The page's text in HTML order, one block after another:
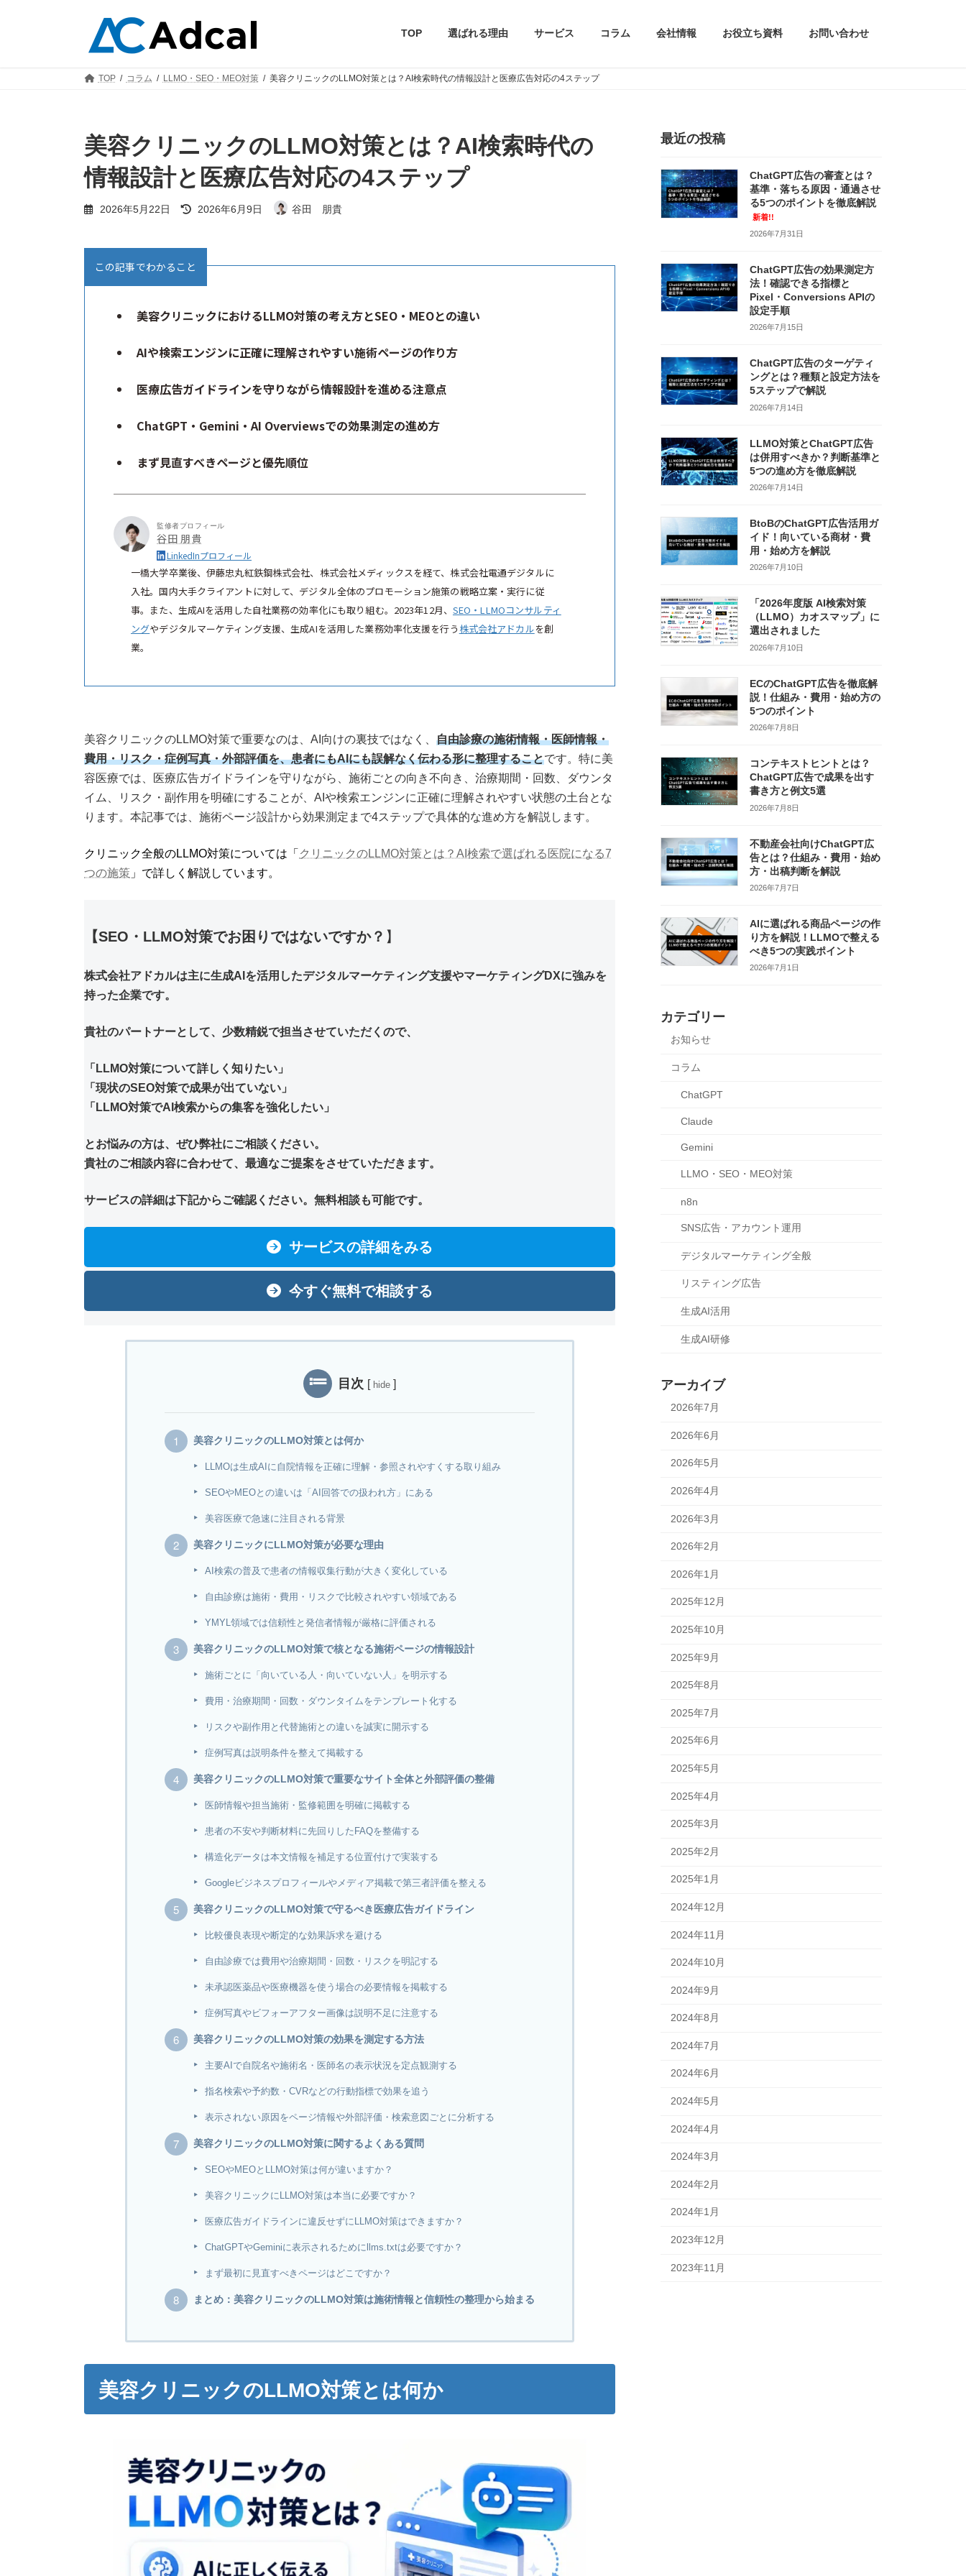
TOP 選ばれる理由 サービス コラム 会社情報 お役立ち資料 お問い合わせ
TOP コラム LLMO・SEO・MEO対策 美容クリニックのLLMO対策とは？AI検索時代の情報設計と医療広告対応の4ステップ
美容クリニックのLLMO対策とは？AI検索時代の
情報設計と医療広告対応の4ステップ
2026年5月22日
最
終
時
2026年6月9日 谷田 朋貴
この記事でわかること
美容クリニックにおけるLLMO対策の考え方とSEO・MEOとの違い
AIや検索エンジンに正確に理解されやすい施術ページの作り方
医療広告ガイドラインを守りながら情報設計を進める注意点
ChatGPT・Gemini・AI Overviewsでの効果測定の進め方
まず見直すべきページと優先順位
監修者プロフィール
谷田 朋貴
LinkedInプロフィール
一橋大学卒業後、伊藤忠丸紅鉄鋼株式会社、株式会社メディックスを経て、株式会社電通デジタルに
入社。国内大手クライアントに対して、デジタル全体のプロモーション施策の戦略立案・実行に従
事。また、生成AIを活用した自社業務の効率化にも取り組む。2023年12月、 SEO・LLMOコンサルティ
ングやデジタルマーケティング支援、生成AIを活用した業務効率化支援を行う 株式会社アドカルを創
業。
美容クリニックのLLMO対策で重要なのは、AI向けの裏技ではなく、 自由診療の施術情報・医師情報・
費用・リスク・症例写真・外部評価を、患者にもAIにも誤解なく伝わる形に整理することです。特に美
容医療では、医療広告ガイドラインを守りながら、施術ごとの向き不向き、治療期間・回数、ダウンタ
イム、リスク・副作用を明確にすることが、AIや検索エンジンに正確に理解されやすい状態の土台とな
ります。本記事では、施術ページ設計から効果測定まで4ステップで具体的な進め方を解説します。
クリニック全般のLLMO対策については「 クリニックのLLMO対策とは？AI検索で選ばれる医院になる7
つの施策 」で詳しく解説しています。
【SEO・LLMO対策でお困りではないですか？ 】
株式会社アドカルは主に生成AIを活用したデジタルマーケティング支援やマーケティングDXに強みを
持った企業です。
貴社のパートナーとして、少数精鋭で担当させていただくので、
「LLMO対策について詳しく知りたい」
「現状のSEO対策で成果が出ていない」
「LLMO対策でAI検索からの集客を強化したい」
とお悩みの方は、ぜひ弊社にご相談ください。
貴社のご相談内容に合わせて、最適なご提案をさせていただきます。
サービスの詳細は下記からご確認ください。無料相談も可能です。
サービスの詳細をみる
今すぐ無料で相談する
目次 [ hide ]
美容クリニックのLLMO対策とは何か
LLMOは生成AIに自院情報を正確に理解・参照されやすくする取り組み
SEOやMEOとの違いは「AI回答での扱われ方」にある
美容医療で急速に注目される背景
美容クリニックにLLMO対策が必要な理由
AI検索の普及で患者の情報収集行動が大きく変化している
自由診療は施術・費用・リスクで比較されやすい領域である
YMYL領域では信頼性と発信者情報が厳格に評価される
美容クリニックのLLMO対策で核となる施術ページの情報設計
施術ごとに「向いている人・向いていない人」を明示する
費用・治療期間・回数・ダウンタイムをテンプレート化する
リスクや副作用と代替施術との違いを誠実に開示する
症例写真は説明条件を整えて掲載する
美容クリニックのLLMO対策で重要なサイト全体と外部評価の整備
医師情報や担当施術・監修範囲を明確に掲載する
患者の不安や判断材料に先回りしたFAQを整備する
構造化データは本文情報を補足する位置付けで実装する
Googleビジネスプロフィールやメディア掲載で第三者評価を整える
美容クリニックのLLMO対策で守るべき医療広告ガイドライン
比較優良表現や断定的な効果訴求を避ける
自由診療では費用や治療期間・回数・リスクを明記する
未承認医薬品や医療機器を使う場合の必要情報を掲載する
症例写真やビフォーアフター画像は説明不足に注意する
美容クリニックのLLMO対策の効果を測定する方法
主要AIで自院名や施術名・医師名の表示状況を定点観測する
指名検索や予約数・CVRなどの行動指標で効果を追う
表示されない原因をページ情報や外部評価・検索意図ごとに分析する
美容クリニックのLLMO対策に関するよくある質問
SEOやMEOとLLMO対策は何が違いますか？
美容クリニックにLLMO対策は本当に必要ですか？
医療広告ガイドラインに違反せずにLLMO対策はできますか？
ChatGPTやGeminiに表示されるためにllms.txtは必要ですか？
まず最初に見直すべきページはどこですか？
まとめ：美容クリニックのLLMO対策は施術情報と信頼性の整理から始まる
美容クリニックのLLMO対策とは何か
最近の投稿
ChatGPT広告の審査とは？
基準・落ちる原因・通過させ
る5つのポイントを徹底解説
新着!!
2026年7月31日
ChatGPT広告の効果測定方
法！確認できる指標と
Pixel・Conversions APIの
設定手順
2026年7月15日
ChatGPT広告のターゲティ
ングとは？種類と設定方法を
5ステップで解説
2026年7月14日
LLMO対策とChatGPT広告
は併用すべきか？判断基準と
5つの進め方を徹底解説
2026年7月14日
BtoBのChatGPT広告活用ガ
イド！向いている商材・費
用・始め方を解説
2026年7月10日
「2026年度版 AI検索対策
（LLMO）カオスマップ」に
選出されました
2026年7月10日
ECのChatGPT広告を徹底解
説！仕組み・費用・始め方の
5つのポイント
2026年7月8日
コンテキストヒントとは？
ChatGPT広告で成果を出す
書き方と例文5選
2026年7月8日
不動産会社向けChatGPT広
告とは？仕組み・費用・始め
方・出稿判断を解説
2026年7月7日
AIに選ばれる商品ページの作
り方を解説！LLMOで整える
べき5つの実践ポイント
2026年7月1日
カテゴリー
お知らせ
コラム
ChatGPT
Claude
Gemini
LLMO・SEO・MEO対策
n8n
SNS広告・アカウント運用
デジタルマーケティング全般
リスティング広告
生成AI活用
生成AI研修
アーカイブ
2026年7月
2026年6月
2026年5月
2026年4月
2026年3月
2026年2月
2026年1月
2025年12月
2025年10月
2025年9月
2025年8月
2025年7月
2025年6月
2025年5月
2025年4月
2025年3月
2025年2月
2025年1月
2024年12月
2024年11月
2024年10月
2024年9月
2024年8月
2024年7月
2024年6月
2024年5月
2024年4月
2024年3月
2024年2月
2024年1月
2023年12月
2023年11月